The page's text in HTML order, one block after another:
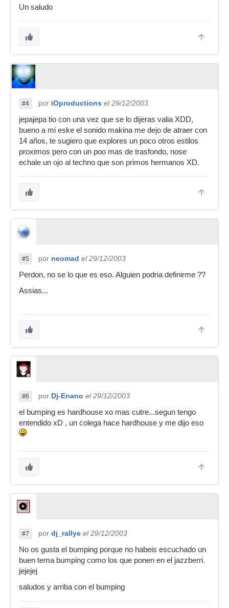
Un saludo
#4 por iOproductions el 29/12/2003
jepajepa tio con una vez que se lo dijeras valia XDD,
bueno a mi eske el sonido makina me dejo de atraer con
14 años, te sugiero que explores un poco otros estilos
proximos pero con un poo mas de trasfondo, nose
echale un ojo al techno que son primos hermanos XD.
#5 por neomad el 29/12/2003
Perdon, no se lo que es eso. Alguien podria definirme ??
Assias...
#6 por Dj-Enano el 29/12/2003
el bumping es hardhouse xo mas cutre...segun tengo
entendido xD , un colega hace hardhouse y me dijo eso
#7 por dj_rallye el 29/12/2003
No os gusta el bumping porque no habeis escuchado un
buen tema bumping como los que ponen en el jazzberri.
jejejej
saludos y arriba con el bumping